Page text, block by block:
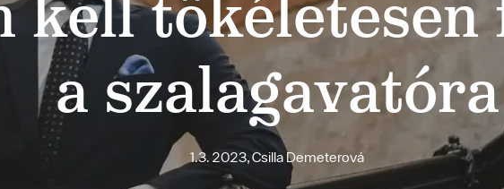
a szalagavatóra
1.3. 2023, Csilla Demeterová